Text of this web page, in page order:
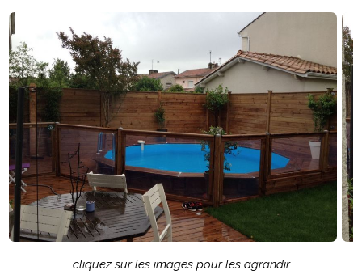
cliquez sur les images pour les agrandir